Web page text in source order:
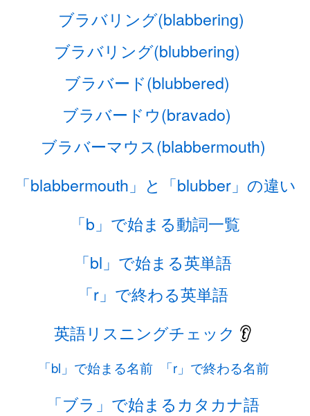
ブラバリング(blabbering)
ブラバリング(blubbering)
ブラバード(blubbered)
ブラバードウ(bravado)
ブラバーマウス(blabbermouth)
「blabbermouth」と「blubber」の違い
「b」で始まる動詞一覧
「bl」で始まる英単語
「r」で終わる英単語
英語リスニングチェック 👂
「bl」で始まる名前 「r」で終わる名前
「ブラ」で始まるカタカナ語